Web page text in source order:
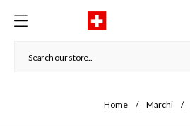
Home Marchi